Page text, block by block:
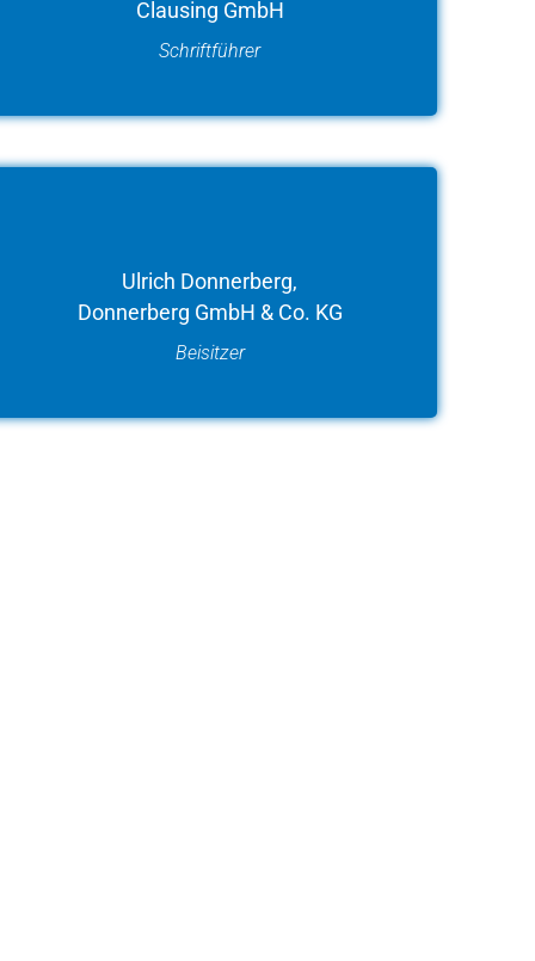
Clausing GmbH
Schriftführer
Ulrich Donnerberg,
Donnerberg GmbH & Co. KG
Beisitzer